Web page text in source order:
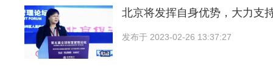
北京将发挥自身优势，大力支
发布于 2023-02-26 13:37:27